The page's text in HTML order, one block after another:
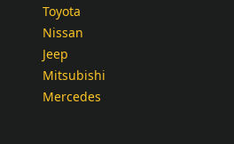
Toyota
Nissan
Jeep
Mitsubishi
Mercedes